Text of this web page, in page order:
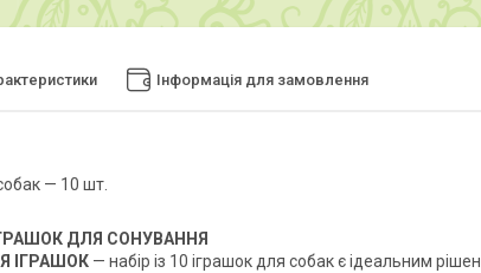
Інформація для замовлення
— 10 шт.
ДЛЯ СОНУВАННЯ
ІГРАШОК — набір із 10 іграшок для собак є ідеальним